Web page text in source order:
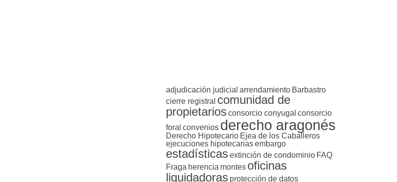
adjudicación judicial arrendamiento Barbastro
cierre registral comunidad de
propietarios consorcio conyugal consorcio
foral convenios derecho aragonés
Derecho Hipotecario Ejea de los Caballeros
ejecuciones hipotecariasembargo
estadísticas extinción de condominio FAQ
Fraga herencia montes oficinas
liquidadoras protección de datos